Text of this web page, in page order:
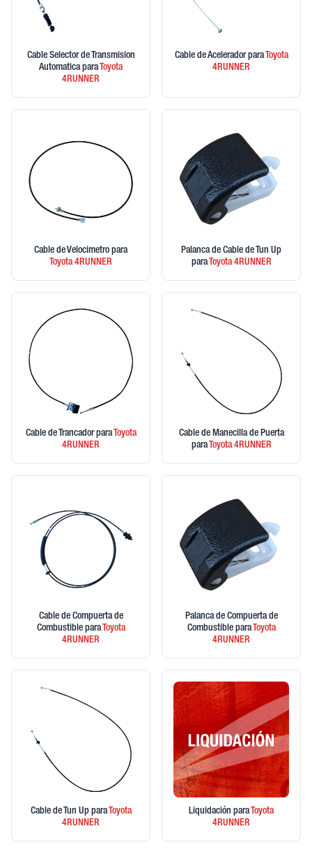
Cable Selector de Transmision
Automatica para Toyota
4RUNNER
Cable de Acelerador para Toyota
4RUNNER
Cable de Velocimetro para
Toyota4RUNNER
Palanca de Cable de Tun Up
para Toyota4RUNNER
Cable de Trancador para Toyota
4RUNNER
Cable de Manecilla de Puerta
para Toyota4RUNNER
Cable de Compuerta de
Combustible para Toyota
4RUNNER
Palanca de Compuerta de
Combustible para Toyota
4RUNNER
Cable de Tun Up para Toyota
4RUNNER
Liquidación para Toyota
4RUNNER